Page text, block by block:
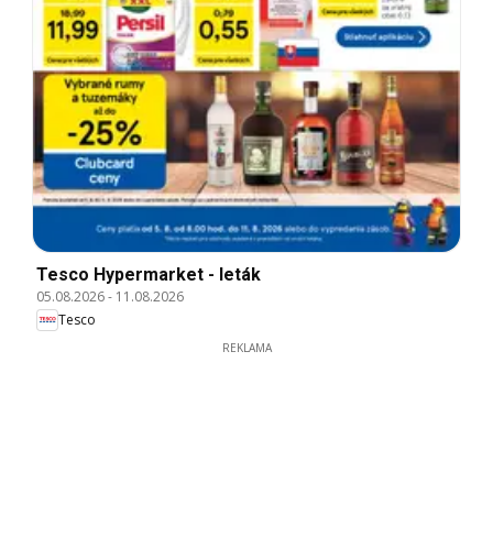
Tesco Hypermarket - leták
05.08.2026- 11.08.2026
Tesco
REKLAMA